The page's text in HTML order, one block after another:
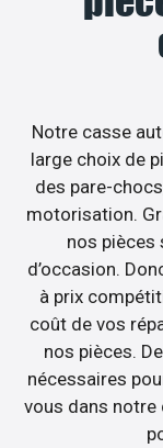
Notre casse
large choix de
des pare-
motorisation.
nos pièces
d’occasion.
à prix
coût de vos
nos pièces.
nécessaires
vous dans notre